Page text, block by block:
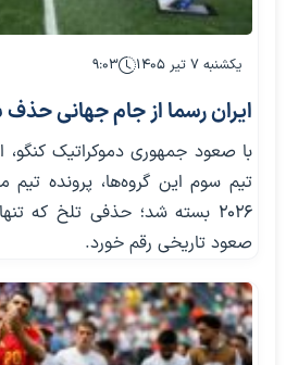
یکشنبه ۷ تیر ۱۴۰۵ ۹:۰۳
ایران رسما از جام جهانی
با صعود جمهوری دموکراتیک کنگو،
تیم سوم این گروه‌ها، پرونده تیم
۲۰۲۶ بسته شد؛ حذفی تلخ که
صعود تاریخی رقم خورد.